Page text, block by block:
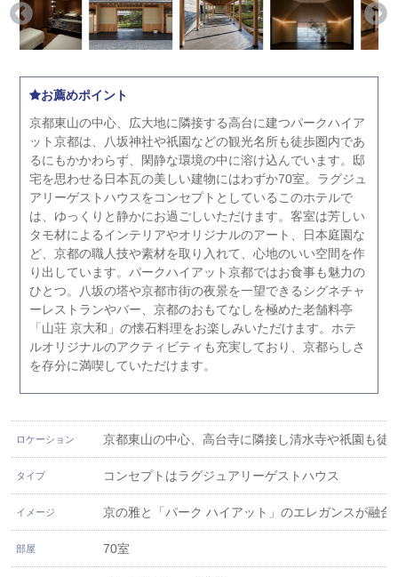
お薦めポイント
京都東山の中心、広大地に隣接する高台に建つパークハイア
ット京都は、八坂神社や祇園などの観光名所も徒歩圏内であ
るにもかかわらず、閑静な環境の中に溶け込んでいます。邸
宅を思わせる日本瓦の美しい建物にはわずか70室。ラグジュ
アリーゲストハウスをコンセプトとしているこのホテルで
は、ゆっくりと静かにお過ごしいただけます。客室は芳しい
タモ材によるインテリアやオリジナルのアート、日本庭園な
ど、京都の職人技や素材を取り入れて、心地のいい空間を作
り出しています。パークハイアット京都ではお食事も魅力の
ひとつ。八坂の塔や京都市街の夜景を一望できるシグネチャ
ーレストランやバー、京都のおもてなしを極めた老舗料亭
「山荘 京大和」の懐石料理をお楽しみいただけます。ホテ
ルオリジナルのアクティビティも充実しており、京都らしさ
を存分に満喫していただけます。
ロケーション 京都東山の中心、高台寺に隣接し清水寺や祇園も徒
タイプ コンセプトはラグジュアリーゲストハウス
イメージ 京の雅と「パーク ハイアット」のエレガンスが融
部屋 70室